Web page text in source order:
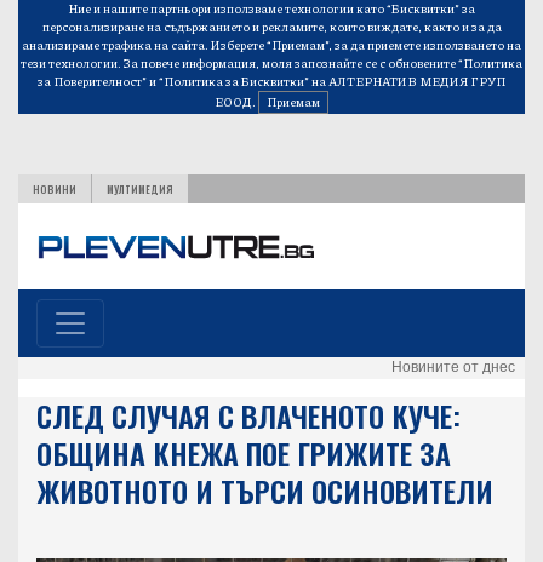
Ние и нашите партньори използваме технологии като “Бисквитки” за
персонализиране на съдържанието и рекламите, които виждате, както и за да
анализираме трафика на сайта. Изберете “Приемам”, за да приемете използването на
тези технологии. За повече информация, моля запознайте се с обновените“Политика
за Поверителност”и“Политика за Бисквитки”на АЛТЕРНАТИВ МЕДИЯ ГРУП
ЕООД.
Приемам
НОВИНИ МУЛТИМЕДИЯ
Новините от днес
СЛЕД СЛУЧАЯ С ВЛАЧЕНОТО КУЧЕ:
ОБЩИНА КНЕЖА ПОЕ ГРИЖИТЕ ЗА
ЖИВОТНОТО И ТЪРСИ ОСИНОВИТЕЛИ